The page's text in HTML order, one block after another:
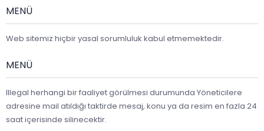
MENÜ
Web sitemiz hiçbir yasal sorumluluk kabul etmemektedir.
MENÜ
Illegal herhangi bir faaliyet görülmesi durumunda Yöneticilere
adresine mail atıldığı taktirde mesaj, konu ya da resim en fazla 24
saat içerisinde silinecektir.